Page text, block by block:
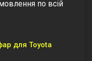
по всій
для Toyota